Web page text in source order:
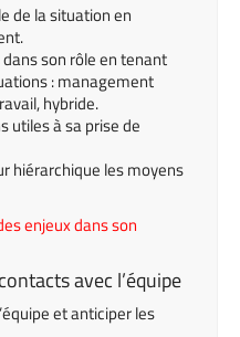
de la situation en
son rôle en tenant
: management
hybride.
utiles à sa prise de
hiérarchique les moyens
enjeux dans son
avec l’équipe
et anticiper les